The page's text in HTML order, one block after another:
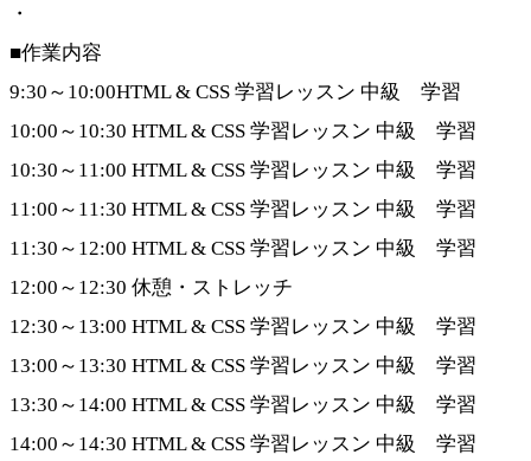
・
■作業内容
9:30～10:00HTML & CSS 学習レッスン 中級 学習
10:00～10:30 HTML & CSS 学習レッスン 中級 学習
10:30～11:00 HTML & CSS 学習レッスン 中級 学習
11:00～11:30 HTML & CSS 学習レッスン 中級 学習
11:30～12:00 HTML & CSS 学習レッスン 中級 学習
12:00～12:30 休憩・ストレッチ
12:30～13:00 HTML & CSS 学習レッスン 中級 学習
13:00～13:30 HTML & CSS 学習レッスン 中級 学習
13:30～14:00 HTML & CSS 学習レッスン 中級 学習
14:00～14:30 HTML & CSS 学習レッスン 中級 学習